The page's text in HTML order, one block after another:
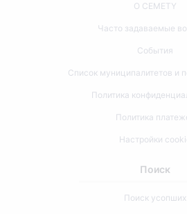
О CEMETY
Часто задаваемые
События
Список муниципалитетов и
Политика
Политика
Настройки
Поиск
Поиск усопших